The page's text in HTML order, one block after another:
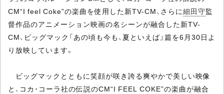
CM“I feel Coke”の楽曲を使用した新TV-CM、さらに細田守監
督作品のアニメーション映画の名シーンが融合した新TV-
CM、ビッグマック「あの頃も今も、夏といえば」篇を6月30日よ
り放映しています。
ビッグマックとともに笑顔が咲き誇る爽やかで美しい映像
と、コカ･コーラ社の伝説のCM“I FEEL COKE”の楽曲が融合